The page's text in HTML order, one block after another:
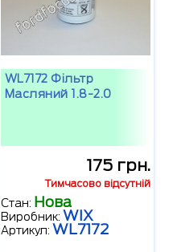
WL7172 Фільтр
Масляний 1.8-2.0
175 грн.
Тимчасово відсутній
Стан: Нова
Виробник: WIX
Артикул: WL7172